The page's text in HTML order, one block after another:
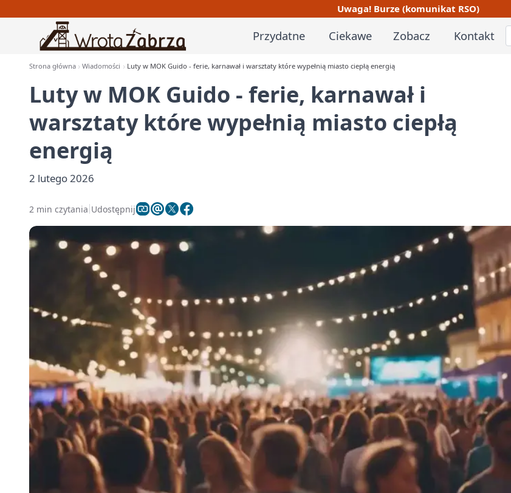
Uwaga! Burze (komunikat RSO)
Przydatne Ciekawe Zobacz Kontakt
Strona główna Wiadomości Luty w MOK Guido - ferie, karnawał i warsztaty które wypełnią miasto ciepłą energią
Luty w MOK Guido - ferie, karnawał i
warsztaty które wypełnią miasto ciepłą
energią
2 lutego 2026
2 min czytania Udostępnij